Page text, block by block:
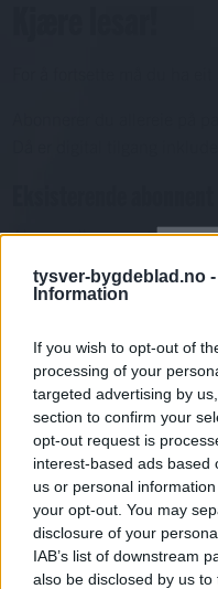
tysver-bygdeblad.no -
Information
If you wish to opt-out of
processing of your
targeted advertising by
section to confirm your
opt-out request is
interest-based ads based
us or personal
your opt-out. You may
disclosure of your
IAB’s list of downstream
also be disclosed by us
Abo. nr eller e-post
Logg inn
Har du ikkje
Bli abonnent
Nyhende
Mest lest siste syv